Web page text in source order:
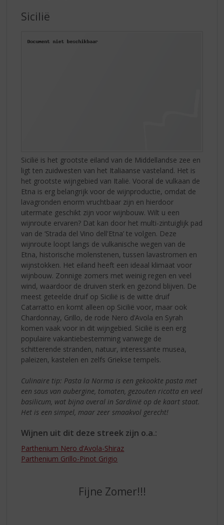
Sicilië
Sicilië is het grootste eiland van de Middellandse zee en
ligt ten zuidwesten van het Italiaanse vasteland. Het is
het grootste wijngebied van Italië. Vooral de vulkaan de
Etna is erg belangrijk voor de wijnproductie, omdat de
lavagronden enorm vruchtbaar zijn en hierdoor
uitermate geschikt zijn voor wijnbouw. Wilt u een
wijnroute ervaren? Dat kan door het multi-zintuiglijk pad
van de ‘Strada del Vino dell'Etna’ te volgen. Deze
wijnroute loopt langs de vulkanische wegen van de
Etna, historische molenstenen, tussen lavastromen en
wijnstokken. Het eiland heeft een ideaal klimaat voor
wijnbouw. Zonnige zomers met weinig regen en veel
wind, waardoor de druiven sterk en gezond blijven. De
meest geteelde druif op Sicilië is de witte druif
Catarratto en komt alleen op Sicilië voor, maar ook
Chardonnay, Grillo, de rode Nero d’Avola en Syrah
komen vaak voor in dit wijngebied. Sicilië is een erg
populaire vakantiebestemming vanwege de
schitterende stranden, natuur, interessante musea,
paleizen, kastelen en zelfs Griekse tempels.
Culinaire tip: Pasta la Norma is een gekookte pasta met
een saus van aubergine, tomaten, gezouten ricotta en veel
basilicum, wat bijna overal in Sardinië op de kaart staat.
Het is een simpel, maar zeer smaakvol gerecht!
Wijnen uit dit deze streek zijn o.a.:
Parthenium Nero d’Avola-Shiraz
Parthenium Grillo-Pinot Grigio
Fijne Zomer!!!